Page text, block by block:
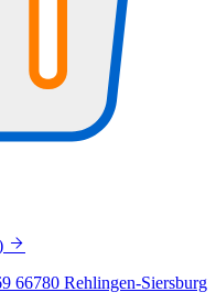
66780 Rehlingen-Siersburg